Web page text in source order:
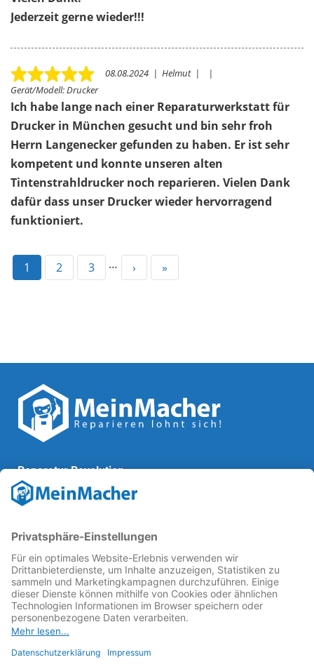
Jederzeit gerne wieder!!!
08.08.2024 | Helmut|
|
Gerät/Modell:Drucker
Ich habe lange nach einer Reparaturwerkstatt für
Drucker in München gesucht und bin sehr froh
Herrn Langenecker gefunden zu haben. Er ist sehr
kompetent und konnte unseren alten
Tintenstrahldrucker noch reparieren. Vielen Dank
dafür dass unser Drucker wieder hervorragend
funktioniert.
Aktuelle
1 Page
2 Page
3 …
Nächste
›
Letzte
»
Reparatur Revolution
MeinMacher ist eine Marke der
kämpft als Gründungsmitglied des
Reparaturbedingungen: Für Produkte, die sich gut
reparieren lassen, für günstigere Ersatzteile und den
Erhalt der reparierenden Betriebe und des Reparatur-
Know-hows in Deutschland.
Weitere Informationen
Fachhändler finden
Über uns